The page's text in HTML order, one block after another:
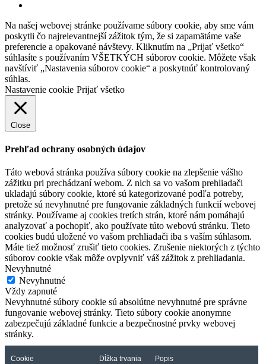
Na našej webovej stránke používame súbory cookie, aby sme vám
poskytli čo najrelevantnejší zážitok tým, že si zapamätáme vaše
preferencie a opakované návštevy. Kliknutím na „Prijať všetko“
súhlasíte s používaním VŠETKÝCH súborov cookie. Môžete však
navštíviť „Nastavenia súborov cookie“ a poskytnúť kontrolovaný
súhlas.
Nastavenie cookie Prijať všetko
Close
Prehľad ochrany osobných údajov
Táto webová stránka používa súbory cookie na zlepšenie vášho
zážitku pri prechádzaní webom. Z nich sa vo vašom prehliadači
ukladajú súbory cookie, ktoré sú kategorizované podľa potreby,
pretože sú nevyhnutné pre fungovanie základných funkcií webovej
stránky. Používame aj cookies tretích strán, ktoré nám pomáhajú
analyzovať a pochopiť, ako používate túto webovú stránku. Tieto
cookies budú uložené vo vašom prehliadači iba s vaším súhlasom.
Máte tiež možnosť zrušiť tieto cookies. Zrušenie niektorých z týchto
súborov cookie však môže ovplyvniť váš zážitok z prehliadania.
Nevyhnutné
Nevyhnutné
Vždy zapnuté
Nevyhnutné súbory cookie sú absolútne nevyhnutné pre správne
fungovanie webovej stránky. Tieto súbory cookie anonymne
zabezpečujú základné funkcie a bezpečnostné prvky webovej
stránky.
Cookie Dĺžka trvania Popis